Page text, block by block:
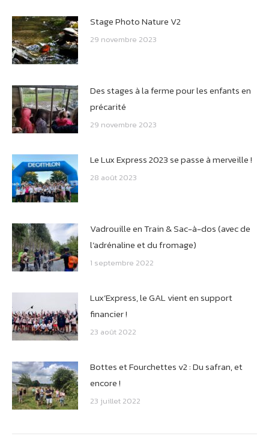
Stage Photo Nature V2
29 novembre 2023
Des stages à la ferme pour les enfants en
précarité
29 novembre 2023
Le Lux Express 2023 se passe à merveille !
28 août 2023
Vadrouille en Train & Sac-à-dos (avec de
l’adrénaline et du fromage)
1 septembre 2022
Lux’Express, le GAL vient en support
financier !
23 août 2022
Bottes et Fourchettes v2 : Du safran, et
encore !
23 juillet 2022